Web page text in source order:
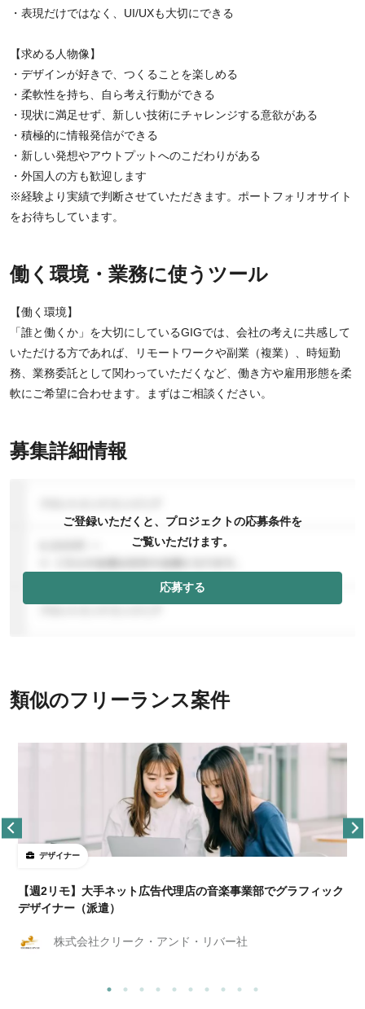
・表現だけではなく、UI/UXも大切にできる
【求める人物像】
・デザインが好きで、つくることを楽しめる
・柔軟性を持ち、自ら考え行動ができる
・現状に満足せず、新しい技術にチャレンジする意欲がある
・積極的に情報発信ができる
・新しい発想やアウトプットへのこだわりがある
・外国人の方も歓迎します
※経験より実績で判断させていただきます。ポートフォリオサイト
をお待ちしています。
働く環境・業務に使うツール
【働く環境】
「誰と働くか」を大切にしているGIGでは、会社の考えに共感して
いただける方であれば、リモートワークや副業（複業）、時短勤
務、業務委託として関わっていただくなど、働き方や雇用形態を柔
軟にご希望に合わせます。まずはご相談ください。
募集詳細情報
ご登録いただくと、プロジェクトの応募条件を
ご覧いただけます。
応募する
類似のフリーランス案件
デザイナー
【週2リモ】大手ネット広告代理店の音楽事業部でグラフィック
デザイナー（派遣）
株式会社クリーク・アンド・リバー社